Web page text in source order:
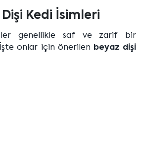
Dişi Kedi İsimleri
genellikle saf ve zarif bir
onlar için önerilen beyaz dişi